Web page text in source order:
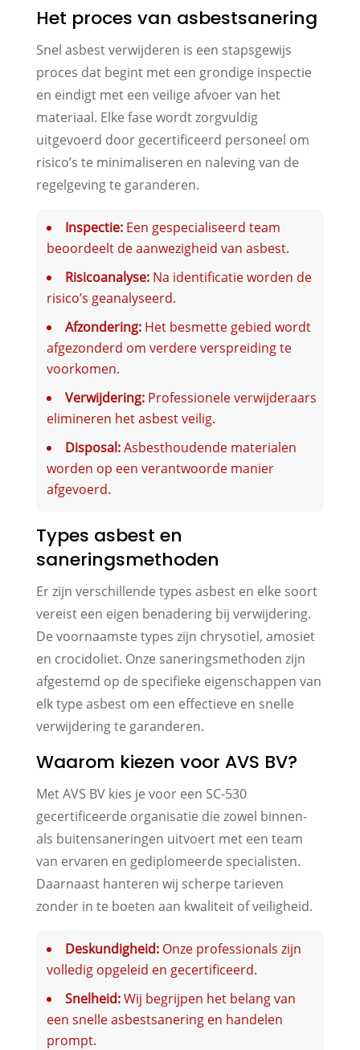
Het proces van asbestsanering
Snel asbest verwijderen is een stapsgewijs
proces dat begint met een grondige inspectie
en eindigt met een veilige afvoer van het
materiaal. Elke fase wordt zorgvuldig
uitgevoerd door gecertificeerd personeel om
risico’s te minimaliseren en naleving van de
regelgeving te garanderen.
Inspectie:Een gespecialiseerd team
beoordeelt de aanwezigheid van asbest.
Risicoanalyse:Na identificatie worden de
risico’s geanalyseerd.
Afzondering:Het besmette gebied wordt
afgezonderd om verdere verspreiding te
voorkomen.
Verwijdering:Professionele verwijderaars
elimineren het asbest veilig.
Disposal:Asbesthoudende materialen
worden op een verantwoorde manier
afgevoerd.
Types asbest en
saneringsmethoden
Er zijn verschillende types asbest en elke soort
vereist een eigen benadering bij verwijdering.
De voornaamste types zijn chrysotiel, amosiet
en crocidoliet. Onze saneringsmethoden zijn
afgestemd op de specifieke eigenschappen van
elk type asbest om een effectieve en snelle
verwijdering te garanderen.
Waarom kiezen voor AVS BV?
Met AVS BV kies je voor een SC-530
gecertificeerde organisatie die zowel binnen-
als buitensaneringen uitvoert met een team
van ervaren en gediplomeerde specialisten.
Daarnaast hanteren wij scherpe tarieven
zonder in te boeten aan kwaliteit of veiligheid.
Deskundigheid:Onze professionals zijn
volledig opgeleid en gecertificeerd.
Snelheid:Wij begrijpen het belang van
een snelle asbestsanering en handelen
prompt.